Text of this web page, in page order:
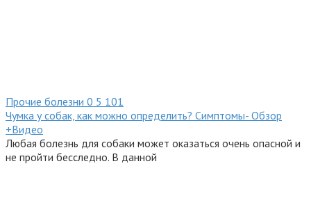
Прочие болезни 0 5 101
Чумка у собак, как можно определить? Симптомы- Обзор
+Видео
Любая болезнь для собаки может оказаться очень опасной и
не пройти бесследно. В данной